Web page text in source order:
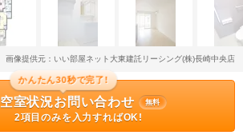
画像提供元：いい部屋ネット大東建託リーシング(株)長崎中央店
かんたん30秒で完了!
空室状況お問い合わせ 無料
2項目のみを入力すればOK!